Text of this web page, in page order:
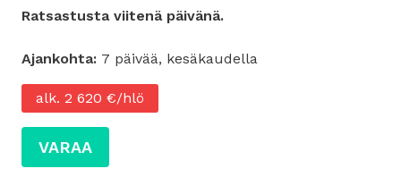
Ratsastusta viitenä päivänä.
Ajankohta: 7 päivää, kesäkaudella
alk. 2 620 €/hlö
VARAA